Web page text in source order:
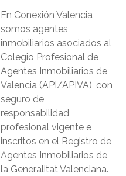
En Conexión Valencia
somos agentes
inmobiliarios asociados al
Colegio Profesional de
Agentes Inmobiliarios de
Valencia (API/APIVA), con
seguro de
responsabilidad
profesional vigente e
inscritos en el Registro de
Agentes Inmobiliarios de
la Generalitat Valenciana.